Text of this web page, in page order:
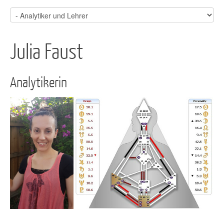
Julia Faust
Analytikerin